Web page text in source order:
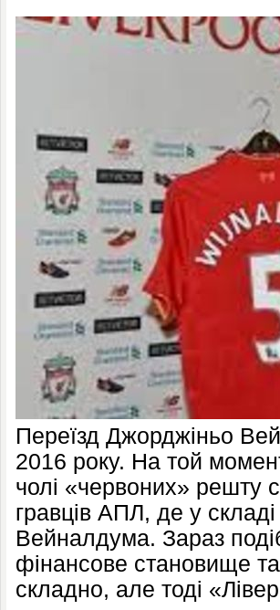
Переїзд Джорджіньо
2016 року. На той
чолі «червоних» решту
гравців АПЛ, де у
Вейналдума. Зараз
фінансове становище та
складно, але тоді